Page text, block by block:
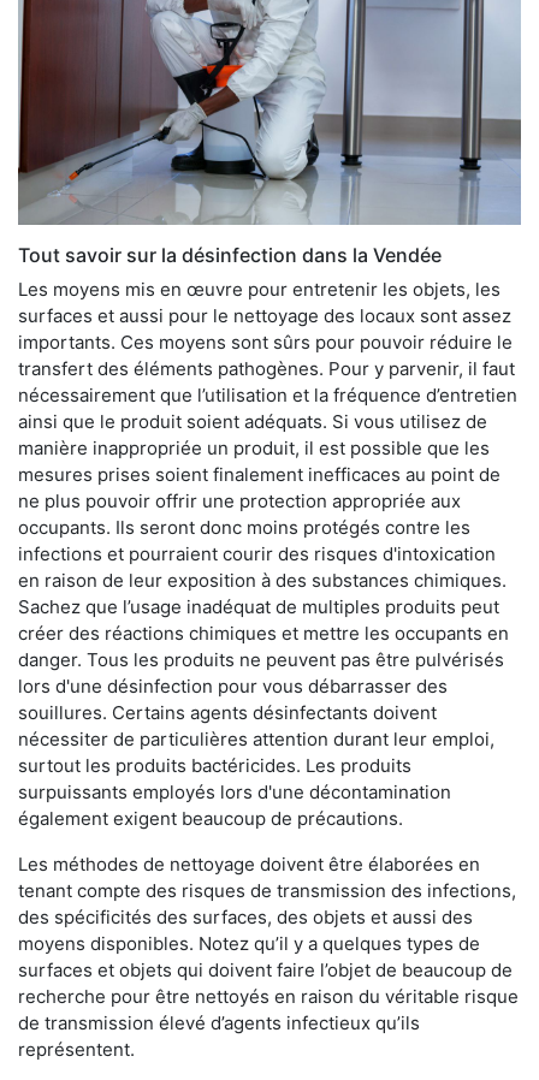
Tout savoir sur la désinfection dans la Vendée
Les moyens mis en œuvre pour entretenir les objets, les
surfaces et aussi pour le nettoyage des locaux sont assez
importants. Ces moyens sont sûrs pour pouvoir réduire le
transfert des éléments pathogènes. Pour y parvenir, il faut
nécessairement que l’utilisation et la fréquence d’entretien
ainsi que le produit soient adéquats. Si vous utilisez de
manière inappropriée un produit, il est possible que les
mesures prises soient finalement inefficaces au point de
ne plus pouvoir offrir une protection appropriée aux
occupants. Ils seront donc moins protégés contre les
infections et pourraient courir des risques d'intoxication
en raison de leur exposition à des substances chimiques.
Sachez que l’usage inadéquat de multiples produits peut
créer des réactions chimiques et mettre les occupants en
danger. Tous les produits ne peuvent pas être pulvérisés
lors d'une désinfection pour vous débarrasser des
souillures. Certains agents désinfectants doivent
nécessiter de particulières attention durant leur emploi,
surtout les produits bactéricides. Les produits
surpuissants employés lors d'une décontamination
également exigent beaucoup de précautions.
Les méthodes de nettoyage doivent être élaborées en
tenant compte des risques de transmission des infections,
des spécificités des surfaces, des objets et aussi des
moyens disponibles. Notez qu’il y a quelques types de
surfaces et objets qui doivent faire l’objet de beaucoup de
recherche pour être nettoyés en raison du véritable risque
de transmission élevé d’agents infectieux qu’ils
représentent.